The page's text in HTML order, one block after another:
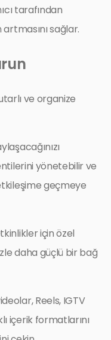
tarafından
artmasını sağlar.
ve organize
yönetebilir ve
geçmeye
için özel
daha güçlü bir bağ
Reels, IGTV
içerik formatlarını